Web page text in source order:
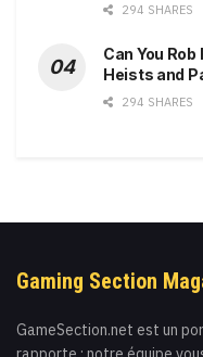
294 SHARES
Can You
Heists and
294 SHARES
Gaming Section
GameSection.net est un